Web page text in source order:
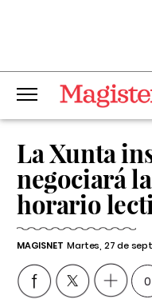
La Xunta
negociará
horario
MAGISNET Martes, 27 de
0